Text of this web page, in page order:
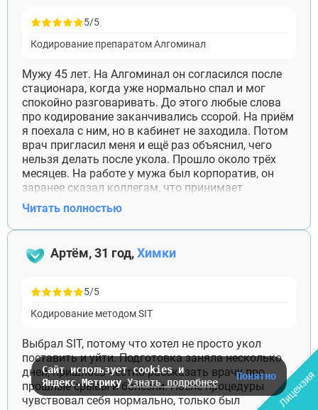
5/5
Кодирование препаратом Алгоминал
Мужу 45 лет. На Алгоминал он согласился после
стационара, когда уже нормально спал и мог
спокойно разговаривать. До этого любые слова
про кодирование заканчивались ссорой. На приём
я поехала с ним, но в кабинет не заходила. Потом
врач пригласил меня и ещё раз объяснил, чего
нельзя делать после укола. Прошло около трёх
месяцев. На работе у мужа был корпоратив, он
заранее сказал коллегам, что принимает
несовместимое с алкоголем лекарство, и на этом
разговор закончился. Спасибо доктору, что помог
подготовиться и к таким обычным ситуациям, а
не только провёл процедуру.
Читать полностью
Артём, 31 год,Химки
5/5
Кодирование методом SIT
Выбрал SIT, потому что хотел не просто укол
поставить и уйти. Подготовка заняла несколько
дней, пришлось честно рассказать врачу про
прошлые срывы и болезни. После процедуры
чувствовал себя нормально, только был
Сайт использует cookies и
Яндекс.МетрикуУзнать подробнее
ПонятноЛицензия